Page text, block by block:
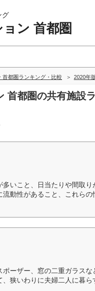
グ
ン 首都圏
首都圏ランキング・比較 2020年
首都圏の共有施設
いこと、日当たりや間取り
動性があること、これら
ーザー、窓の二重ガラスな
狭いわりに夫婦二人に暮